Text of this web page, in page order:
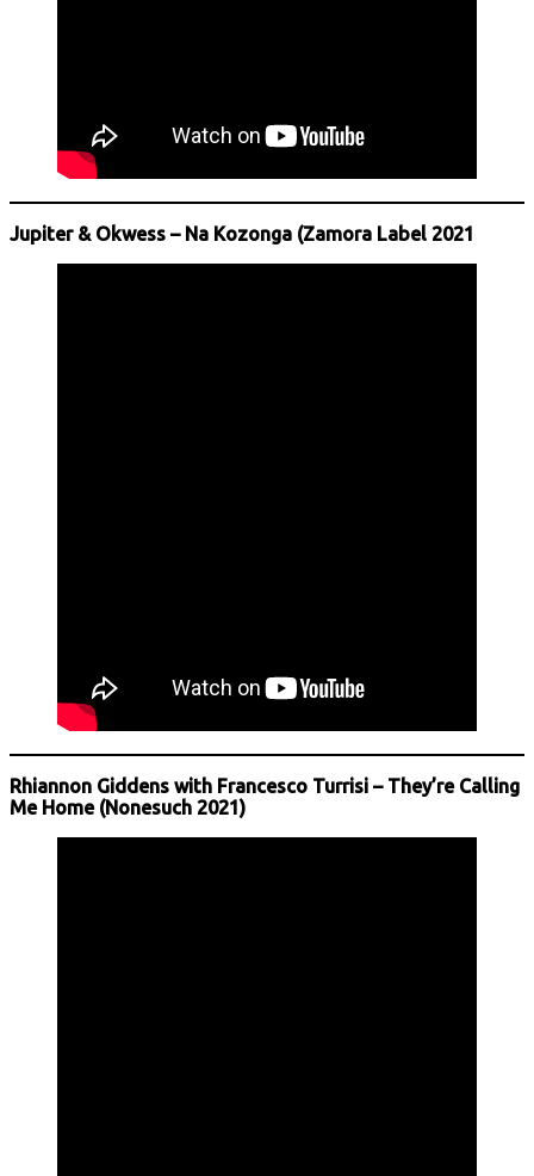
Jupiter & Okwess – Na Kozonga (Zamora Label 2021
Rhiannon Giddens with Francesco Turrisi – They’re Calling
Me Home (Nonesuch 2021)